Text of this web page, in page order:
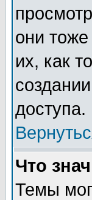
они
их, как
доступа.
Что
Темы